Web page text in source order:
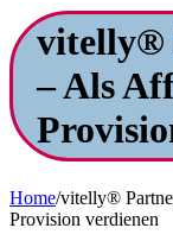
vitelly®
– Als
Home/vitelly®
Provision verdienen